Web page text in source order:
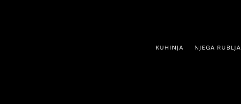
KUHINJA NJEGA RUBLJA